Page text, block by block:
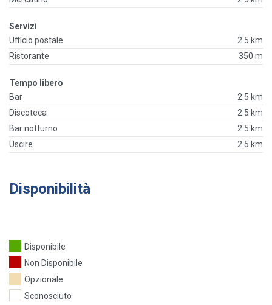
Servizi
Ufficio postale
2.5 km
Ristorante
350 m
Tempo libero
Bar
2.5 km
Discoteca
2.5 km
Bar notturno
2.5 km
Uscire
2.5 km
Disponibilità
Disponibile
Non Disponibile
Opzionale
Sconosciuto